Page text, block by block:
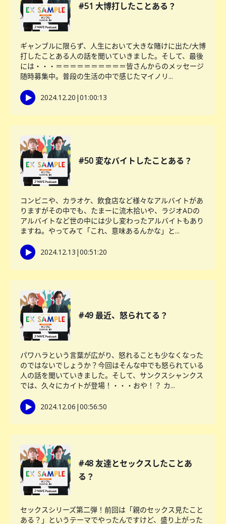
#51 大博打したことある？
ギャンブルに限らず、人生において大きな賭けに出た/大博
打したことある人の話を聞いていきました。そして、最後
には・・・＝＝＝＝＝＝＝＝＝＝皆さんからのメッセージ
随時募集中。普段の生活の中で感じたマイノリ...
2024.12.20 |01:00:13
#50 変なバイトしたことある？
コンビニや、カラオケ、飲食店など様々なアルバイトがあ
りますがその中でも、たまーに流木拾いや、ラジオADの
アルバイトなど世の中には少し変わったアルバイトもあり
ますね。やってみて「これ、意味あるんかな」と...
2024.12.13 |00:51:20
#49 最近、怒られてる？
パワハラという言葉が広がり、怒れることも少なくなった
のではないでしょうか？今回はそんな中でも怒られている
人の話を聞いていきました。そして、サンクスシャンクス
では、久々にカイトが登場！・・・おや！？ カ...
2024.12.06 |00:56:50
#48 友達とセックスしたことあ
る？
セックスシリーズ第二弾！前回は「親のセックス見たこと
ある？」というテーマでやったんですけど、盛り上がった